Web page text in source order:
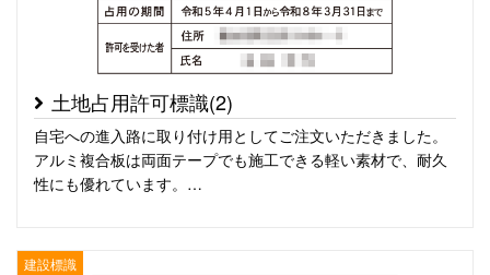
土地占用許可標識(2)
自宅への進入路に取り付け用としてご注文いただきました。
アルミ複合板は両面テープでも施工できる軽い素材で、耐久
性にも優れています。…
建設標識